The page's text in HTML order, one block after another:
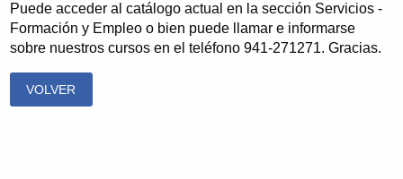
Puede acceder al catálogo actual en la sección Servicios -
Formación y Empleo o bien puede llamar e informarse
sobre nuestros cursos en el teléfono 941-271271. Gracias.
VOLVER